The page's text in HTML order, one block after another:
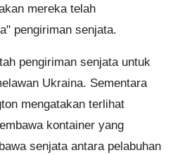
mereka telah
pengiriman senjata.
pengiriman senjata untuk
Ukraina. Sementara
mengatakan terlihat
kontainer yang
senjata antara pelabuhan